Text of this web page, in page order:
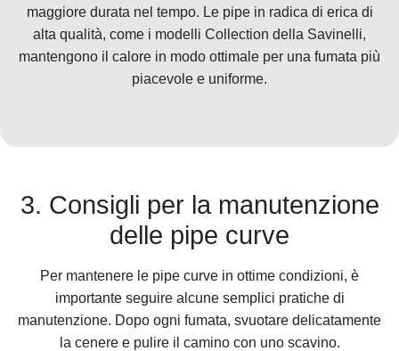
maggiore durata nel tempo. Le pipe in radica di erica di
alta qualità, come i modelli Collection della Savinelli,
mantengono il calore in modo ottimale per una fumata più
piacevole e uniforme.
3. Consigli per la manutenzione
delle pipe curve
Per mantenere le pipe curve in ottime condizioni, è
importante seguire alcune semplici pratiche di
manutenzione. Dopo ogni fumata, svuotare delicatamente
la cenere e pulire il camino con uno scavino.